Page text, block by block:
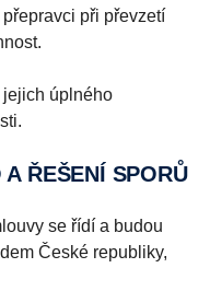
při převzetí
úplného
ŘEŠENÍ SPORŮ
se řídí a budou
České republiky,